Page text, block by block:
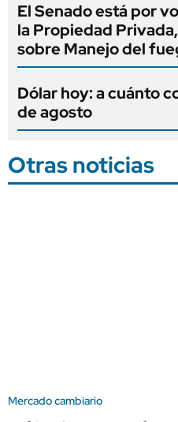
El Senado está por
la Propiedad
sobre Manejo del
Dólar hoy: a cuánto
de agosto
Otras noticias
Mercado cambiario